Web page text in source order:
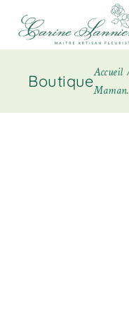
BoutiqueAccueil
Maman.